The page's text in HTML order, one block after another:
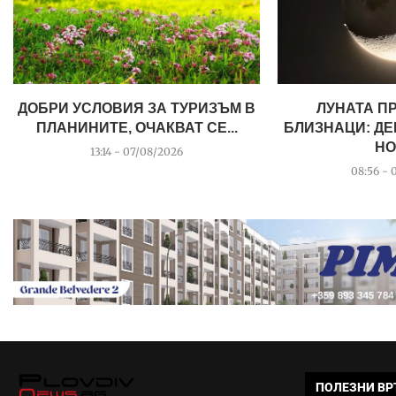
ДОБРИ УСЛОВИЯ ЗА ТУРИЗЪМ В
ПЛАНИНИТЕ, ОЧАКВАТ СЕ...
13:14 - 07/08/2026
ЛУНАТА
БЛИЗНАЦИ:
08:56 -
ПОЛЕЗНИ